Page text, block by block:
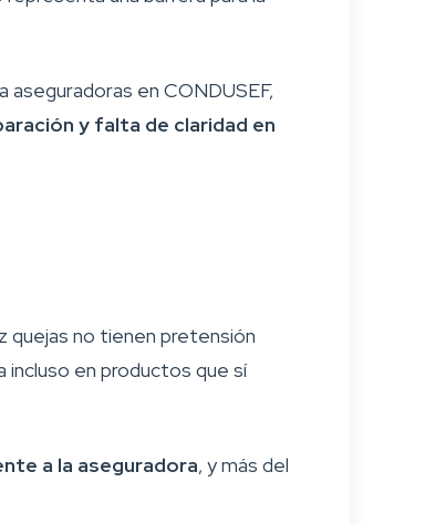
aseguradoras en CONDUSEF,
y falta de claridad en
quejas no tienen pretensión
incluso en productos que sí
a la aseguradora, y más del